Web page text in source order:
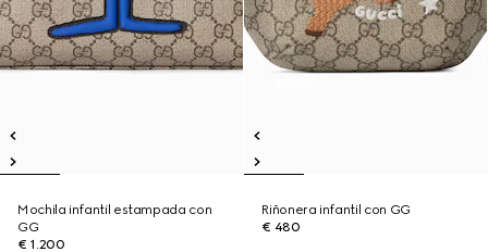
Mochila infantil estampada con
GG
€ 1.200
Riñonera infantil con GG
€ 480